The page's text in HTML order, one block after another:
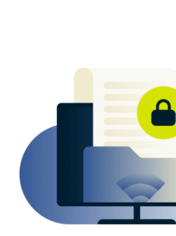
Saznajte više o korištenju VPN-a
Trebate VPN koji ne čuva zapise